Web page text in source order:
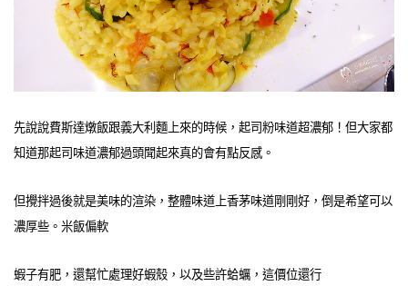
先說說費斯達燉飯跟義大利麵上來的時候，起司粉味道超濃郁！但大家都
知道那起司味道濃郁過頭聞起來真的會有點反感。
但攪拌過後就是美味的渲染，整體味道上香茅味道剛剛好，倒是希望可以
濃厚些。米飯偏軟
蝦子有肥，還幫忙處理好蝦殼，以及些許蛤蠣，這價位還行